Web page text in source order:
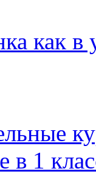
как
в 1